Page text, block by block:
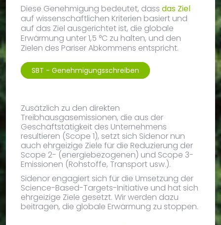
Diese Genehmigung bedeutet, dass das Ziel
auf wissenschaftlichen Kriterien basiert und
auf das Ziel ausgerichtet ist, die globale
Erwärmung unter 1,5 °C zu halten, und den
Zielen des Pariser Abkommens entspricht.
SBT - Genehmigungsschreiben
Zusätzlich zu den direkten
Treibhausgasemissionen, die aus der
Geschäftstätigkeit des Unternehmens
resultieren (Scope 1), setzt sich Sidenor nun
auch ehrgeizige Ziele für die Reduzierung der
Scope 2- (energiebezogenen) und Scope 3-
Emissionen (Rohstoffe, Transport usw.).
Sidenor engagiert sich für die Umsetzung der
Science-Based-Targets-Initiative und hat sich
ehrgeizige Ziele gesetzt. Wir werden dazu
beitragen, die globale Erwärmung zu stoppen.